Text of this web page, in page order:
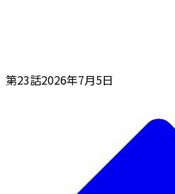
第23話2026年7月5日